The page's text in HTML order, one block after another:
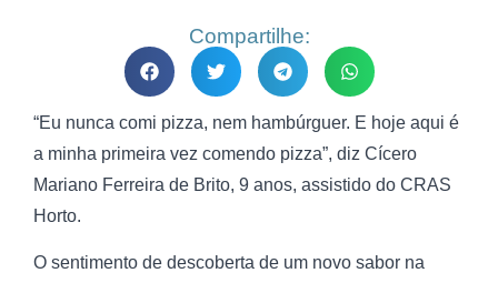
Compartilhe:
“Eu nunca comi pizza, nem hambúrguer. E hoje aqui é
a minha primeira vez comendo pizza”, diz Cícero
Mariano Ferreira de Brito, 9 anos, assistido do CRAS
Horto.
O sentimento de descoberta de um novo sabor na